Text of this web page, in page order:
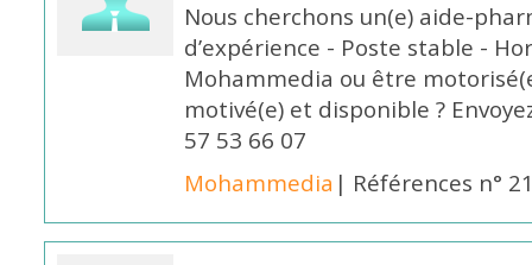
Nous cherchons un(e) aide-
d’expérience - Poste stable -
Mohammedia ou être
motivé(e) et disponible ?
57 53 66 07
Mohammedia | Références n°